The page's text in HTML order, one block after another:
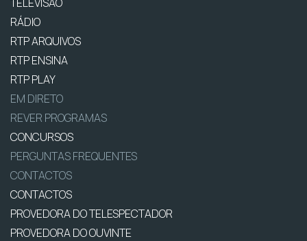
RÁDIO
RTP ARQUIVOS
RTP ENSINA
RTP PLAY
EM DIRETO
REVER PROGRAMAS
CONCURSOS
PERGUNTAS FREQUENTES
CONTACTOS
CONTACTOS
PROVEDORA DO TELESPECTADOR
PROVEDORA DO OUVINTE